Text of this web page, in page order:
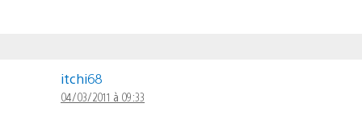
itchi68
04/03/2011 à 09:33